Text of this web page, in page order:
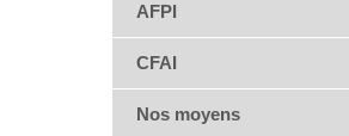
AFPI
CFAI
Nos moyens